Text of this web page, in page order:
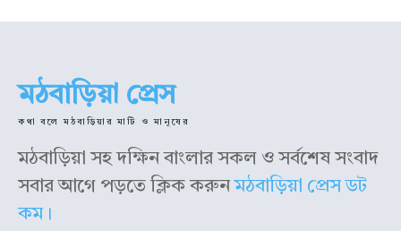
মঠবাড়িয়া প্রেস
কথা বলে মঠবাড়িয়ার মাটি ও মানুষের
মঠবাড়িয়া সহ দক্ষিন বাংলার সকল ও সর্বশেষ সংবাদ
সবার আগে পড়তে ক্লিক করুনমঠবাড়িয়া প্রেস ডট
কম।